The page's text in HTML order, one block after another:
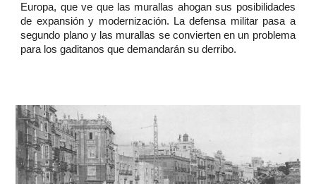
Europa, que ve que las murallas ahogan sus posibilidades
de expansión y modernización. La defensa militar pasa a
segundo plano y las murallas se convierten en un problema
para los gaditanos que demandarán su derribo.